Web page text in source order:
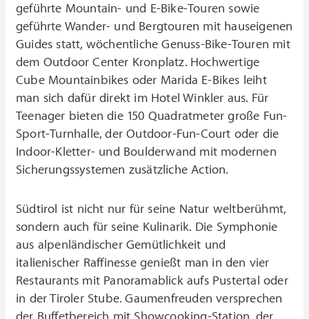
geführte Mountain- und E-Bike-Touren sowie
geführte Wander- und Bergtouren mit hauseigenen
Guides statt, wöchentliche Genuss-Bike-Touren mit
dem Outdoor Center Kronplatz. Hochwertige
Cube Mountainbikes oder Marida E-Bikes leiht
man sich dafür direkt im Hotel Winkler aus. Für
Teenager bieten die 150 Quadratmeter große Fun-
Sport-Turnhalle, der Outdoor-Fun-Court oder die
Indoor-Kletter- und Boulderwand mit modernen
Sicherungssystemen zusätzliche Action.
Südtirol ist nicht nur für seine Natur weltberühmt,
sondern auch für seine Kulinarik. Die Symphonie
aus alpenländischer Gemütlichkeit und
italienischer Raffinesse genießt man in den vier
Restaurants mit Panoramablick aufs Pustertal oder
in der Tiroler Stube. Gaumenfreuden versprechen